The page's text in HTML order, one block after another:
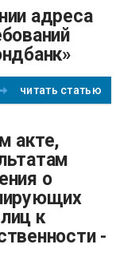
читать статью
о
к
-